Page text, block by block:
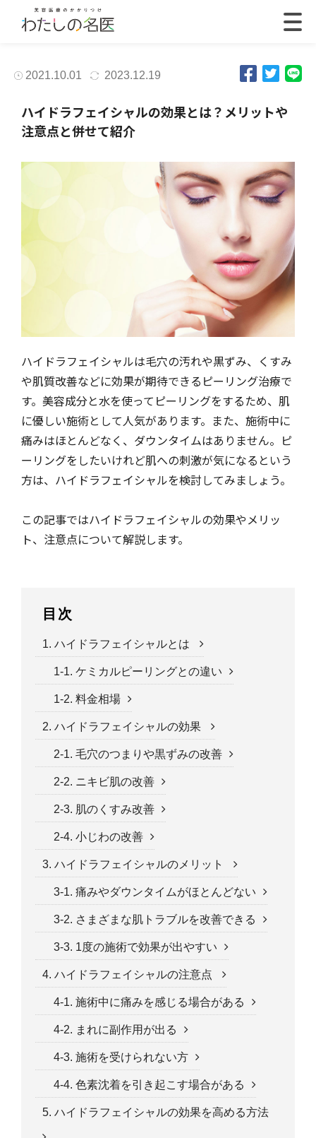
2021.10.01 2023.12.19
ハイドラフェイシャルの効果とは？メリットや
注意点と併せて紹介
ハイドラフェイシャルは毛穴の汚れや黒ずみ、くすみ
や肌質改善などに効果が期待できるピーリング治療で
す。美容成分と水を使ってピーリングをするため、肌
に優しい施術として人気があります。また、施術中に
痛みはほとんどなく、ダウンタイムはありません。ピ
ーリングをしたいけれど肌への刺激が気になるという
方は、ハイドラフェイシャルを検討してみましょう。
この記事ではハイドラフェイシャルの効果やメリッ
ト、注意点について解説します。
目次
1. ハイドラフェイシャルとは
1-1. ケミカルピーリングとの違い
1-2. 料金相場
2. ハイドラフェイシャルの効果
2-1. 毛穴のつまりや黒ずみの改善
2-2. ニキビ肌の改善
2-3. 肌のくすみ改善
2-4. 小じわの改善
3. ハイドラフェイシャルのメリット
3-1. 痛みやダウンタイムがほとんどない
3-2. さまざまな肌トラブルを改善できる
3-3. 1度の施術で効果が出やすい
4. ハイドラフェイシャルの注意点
4-1. 施術中に痛みを感じる場合がある
4-2. まれに副作用が出る
4-3. 施術を受けられない方
4-4. 色素沈着を引き起こす場合がある
5. ハイドラフェイシャルの効果を高める方法